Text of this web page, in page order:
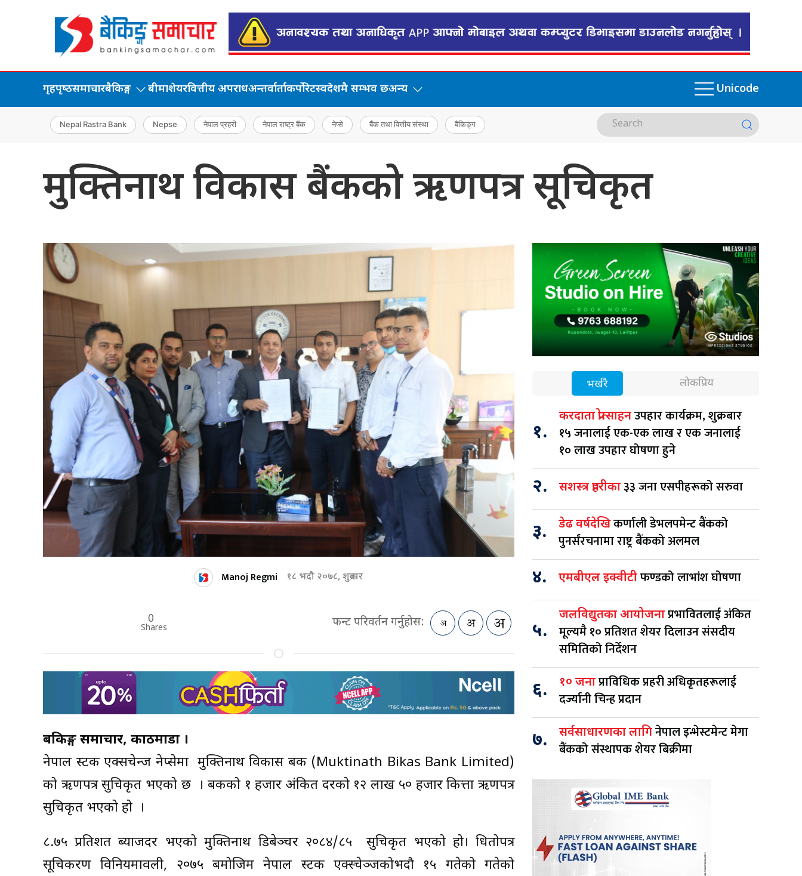
गृहपृष्‍ठसमाचारबैकिङ्ग बीमाशेयरवित्तीय अपराधअन्तर्वार्ताकर्पोरेटस्वदेशमै सम्भव छअन्य Unicode
Nepal Rastra Bank Nepse नेपाल प्रहरी नेपाल राष्ट्र बैंक नेप्से बैंक तथा वित्तीय संस्था बैंकिङ्ग
मुक्तिनाथ विकास बैंकको ऋणपत्र सूचिकृत
Manoj Regmi १८ भदौ २०७८, शुक्रबार
0
Shares फन्ट परिवर्तन गर्नुहोस:
बैंकिङ्ग समाचार, काठमाडौं ।
नेपाल स्टक एक्सचेन्ज नेप्सेमा मुक्तिनाथ विकास बैंक (Muktinath Bikas Bank Limited)
को ऋणपत्र सुचिकृत भएको छ । बैंकको १ हजार अंकित दरको १२ लाख ५० हजार कित्ता ऋणपत्र
सुचिकृत भएको हो ।
८.७५ प्रतिशत ब्याजदर भएको मुक्तिनाथ डिबेञ्चर २०८४/८५ सुचिकृत भएको हो। धितोपत्र
सूचिकरण विनियमावली, २०७५ बमोजिम नेपाल स्टक एक्स्चेञ्जकोभदौ १५ गतेको गतेको
भर्खरै लोकप्रिय
१.
करदाता प्रोत्साहनउपहार कार्यक्रम, शुक्रबार
१५ जनालाई एक-एक लाख र एक जनालाई
१० लाख उपहार घोषणा हुने
२. सशस्त्र प्रहरीका३३ जना एसपीहरूको सरुवा
३. डेढ वर्षदेखिकर्णाली डेभलपमेन्ट बैंकको
पुनर्संरचनामा राष्ट्र बैंकको अलमल
४. एमबीएल इक्वीटीफण्डको लाभांश घोषणा
५.
जलविद्युतका आयोजनाप्रभावितलाई अंकित
मूल्यमै १० प्रतिशत शेयर दिलाउन संसदीय
समितिको निर्देशन
६. १० जनाप्राविधिक प्रहरी अधिकृतहरूलाई
दर्ज्यानी चिन्ह प्रदान
७. सर्वसाधारणका लागिनेपाल इन्भेस्टमेन्ट मेगा
बैंकको संस्थापक शेयर बिक्रीमा